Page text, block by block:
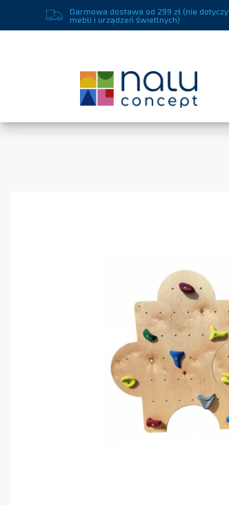
Darmowa dostawa od 299 zł (nie dotyczy
mebli i urządzeń świetlnych)